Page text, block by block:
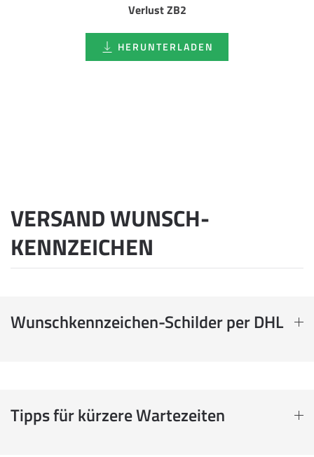
Verlust ZB2
HERUNTERLADEN
VERSAND WUNSCH­
KENNZEICHEN
Wunschkennzeichen-Schilder per DHL
Tipps für kürzere Wartezeiten